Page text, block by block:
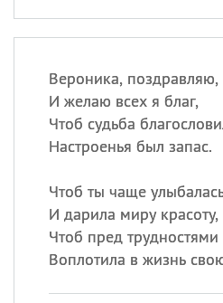
Вероника, поздравляю,
И желаю всех я благ,
Чтоб судьба
Настроенья был запас.
Чтоб ты чаще
И дарила миру красоту,
Чтоб пред трудностями
Воплотила в жизнь